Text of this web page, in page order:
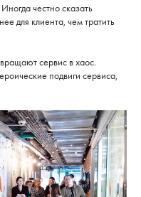
честно сказать
для клиента, чем тратить
сервис в хаос.
подвиги сервиса,